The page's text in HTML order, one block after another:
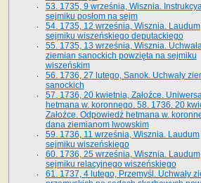
53. 1735, 9 września, Wisznia.
sejmiku posłom na sejm
54. 1735, 12 września, Wisznia. Laudum
sejmiku wiszeńskiego deputackiego
55. 1735, 13 września, Wisznia.
ziemian sanockich powzięta na sejmiku
wiszeńskim
56. 1736, 27 lutego, Sanok. Uchwały
sanockich
57. 1736, 20 kwietnia, Załoźce.
hetmana w. koronnego. 58. 1736. 20
Załoźce. Odpowiedź hetmana w.
dana ziemianom lwowskim
59. 1736, 11 września, Wisznia. Laudum
sejmiku wiszeńskiego
60. 1736, 25 września, Wisznia. Laudum
sejmiku relacyjnego wiszeńskiego
61. 1737, 4 lutego, Przemyśl. Uchwały